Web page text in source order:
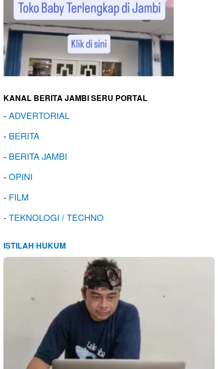
KANAL BERITA JAMBI SERU PORTAL
-ADVERTORIAL
- BERITA
- BERITA JAMBI
-OPINI
- FILM
-TEKNOLOGI / TECHNO
ISTILAH HUKUM